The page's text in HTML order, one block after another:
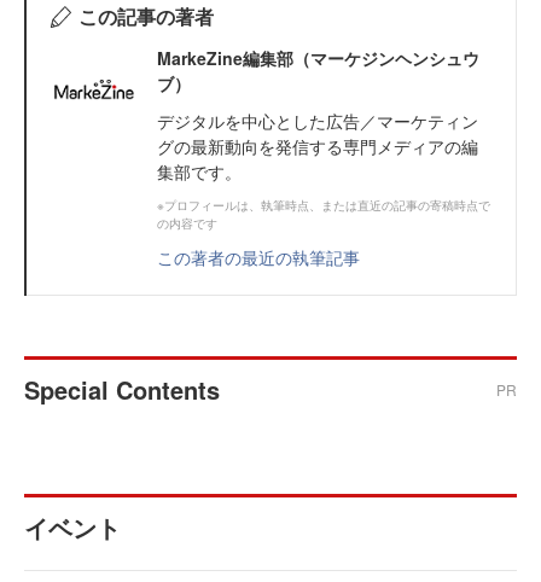
この記事の著者
MarkeZine編集部（マーケジンヘンシュウ
ブ）
デジタルを中心とした広告／マーケティン
グの最新動向を発信する専門メディアの編
集部です。
※プロフィールは、執筆時点、または直近の記事の寄稿時点で
の内容です
この著者の最近の執筆記事
Special Contents PR
イベント